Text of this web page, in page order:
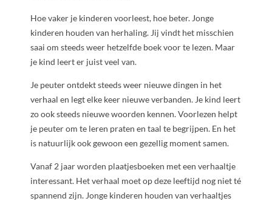
Hoe vaker je kinderen voorleest, hoe beter. Jonge
kinderen houden van herhaling. Jij vindt het misschien
saai om steeds weer hetzelfde boek voor te lezen. Maar
je kind leert er juist veel van.
Je peuter ontdekt steeds weer nieuwe dingen in het
verhaal en legt elke keer nieuwe verbanden. Je kind leert
zo ook steeds nieuwe woorden kennen. Voorlezen helpt
je peuter om te leren praten en taal te begrijpen. En het
is natuurlijk ook gewoon een gezellig moment samen.
Vanaf 2 jaar worden plaatjesboeken met een verhaaltje
interessant. Het verhaal moet op deze leeftijd nog niet té
spannend zijn. Jonge kinderen houden van verhaaltjes